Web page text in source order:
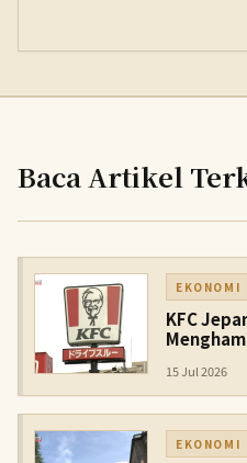
Baca Artikel
EKONOMI
KFC
15 Jul 2026
EKONOMI